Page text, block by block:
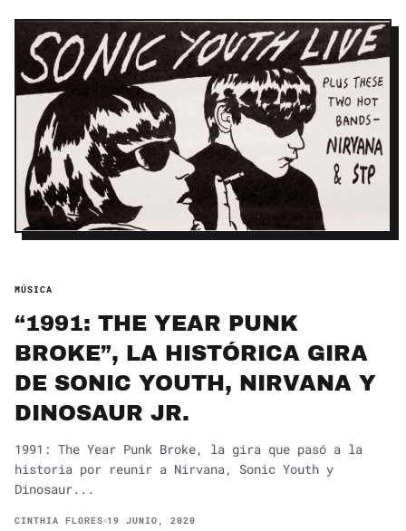
MÚSICA
“1991: THE YEAR PUNK
BROKE”, LA HISTÓRICA GIRA
DE SONIC YOUTH, NIRVANA Y
DINOSAUR JR.
1991: The Year Punk Broke, la gira que pasó a la
historia por reunir a Nirvana, Sonic Youth y
Dinosaur...
CINTHIA FLORES 19 JUNIO, 2020